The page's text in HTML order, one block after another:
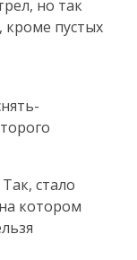
но так
кроме пустых
стало
котором